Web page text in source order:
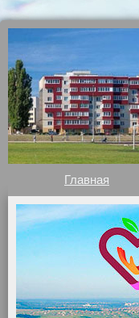
Главная